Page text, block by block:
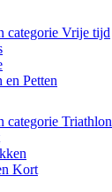
categorie Vrije tijd
en Petten
categorie Triathlon
Kort